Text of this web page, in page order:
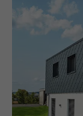
PROVIDER
DECORSO
SCOPO